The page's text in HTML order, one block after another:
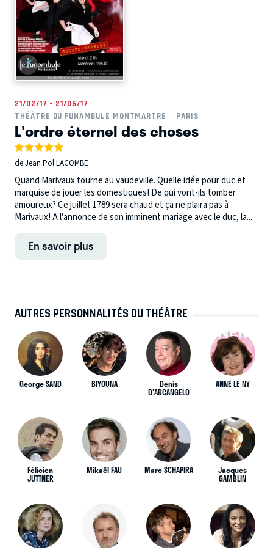
21/02/17 - 21/06/17
THÉÂTRE DU FUNAMBULE MONTMARTRE
PARIS
L'ordre éternel des choses
de Jean Pol LACOMBE
Quand Marivaux tourne au vaudeville. Quelle idée pour duc et
marquise de jouer les domestiques! De qui vont-ils tomber
amoureux? Ce juillet 1789 sera chaud et ça ne plaira pas à
Marivaux! A l'annonce de son imminent mariage avec le duc, la...
En savoir plus
AUTRES PERSONNALITÉS DU THÉÂTRE
George SAND BIYOUNA Denis
D'ARCANGELO
ANNE LE NY
Félicien
JUTTNER
Mikaël FAU Marc SCHAPIRA Jacques
GAMBLIN